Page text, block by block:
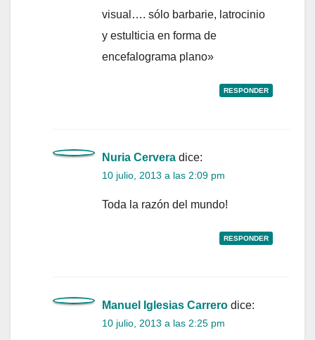
visual…. sólo barbarie, latrocinio
y estulticia en forma de
encefalograma plano»
RESPONDER
Nuria Cervera dice:
10 julio, 2013 a las 2:09 pm
Toda la razón del mundo!
RESPONDER
Manuel Iglesias Carrero dice:
10 julio, 2013 a las 2:25 pm